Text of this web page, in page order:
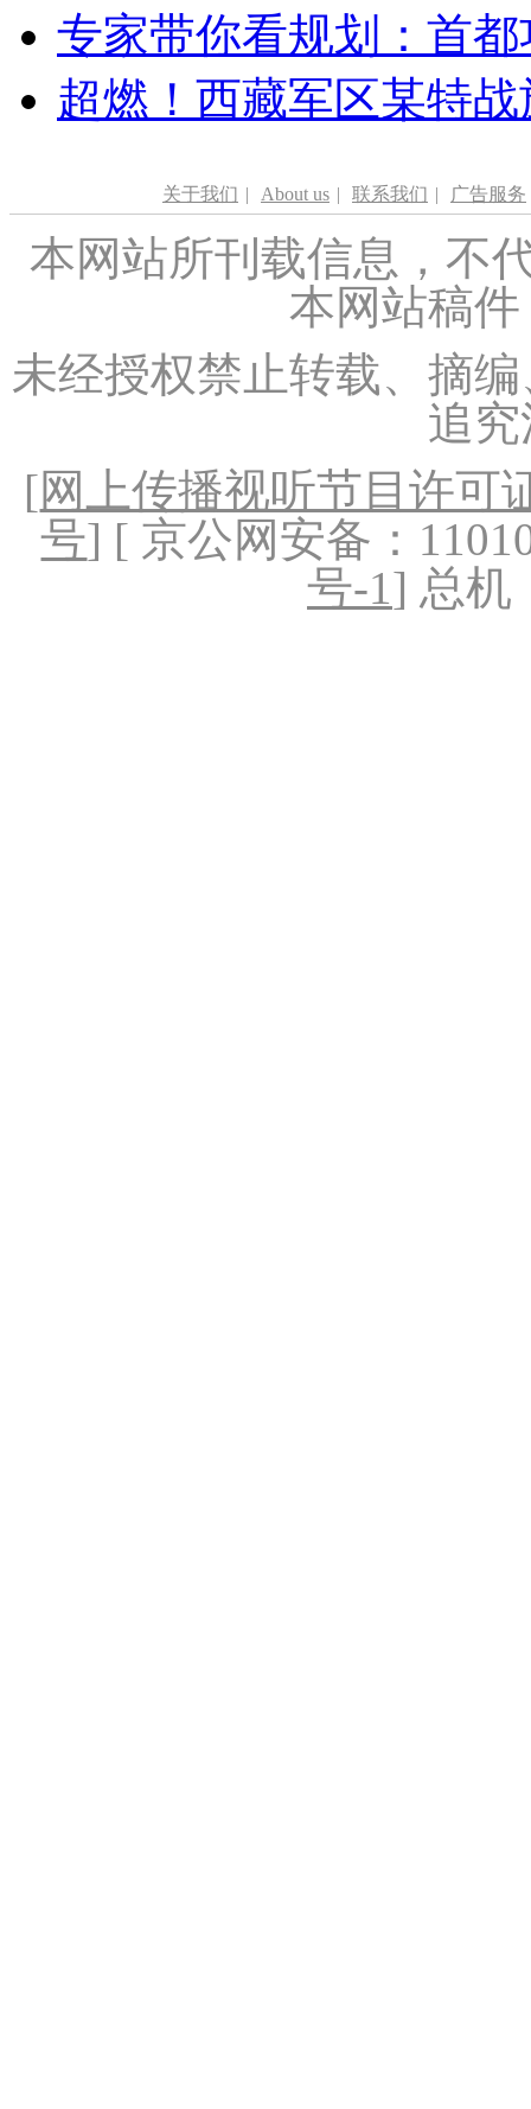
专家带你看规划：首
超燃！西藏军区某特
关于我们 | About us | 联系我们 | 广告服务
本网站所刊载信息，不
本网站稿
未经授权禁止转载、摘
追
[网上传播视听节目许可
号] [ 京公网安备：
号-1] 总机